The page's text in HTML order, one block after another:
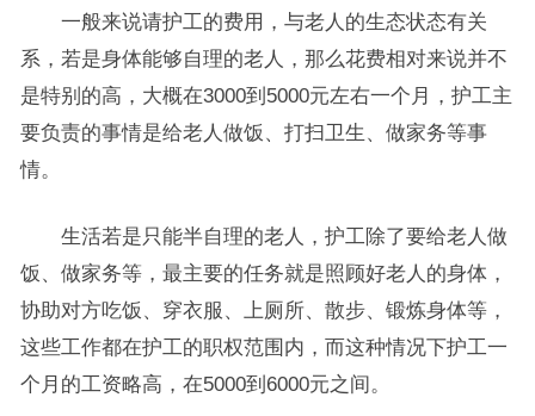
一般来说请护工的费用，与老人的生态状态有关
系，若是身体能够自理的老人，那么花费相对来说并不
是特别的高，大概在3000到5000元左右一个月，护工主
要负责的事情是给老人做饭、打扫卫生、做家务等事
情。
生活若是只能半自理的老人，护工除了要给老人做
饭、做家务等，最主要的任务就是照顾好老人的身体，
协助对方吃饭、穿衣服、上厕所、散步、锻炼身体等，
这些工作都在护工的职权范围内，而这种情况下护工一
个月的工资略高，在5000到6000元之间。